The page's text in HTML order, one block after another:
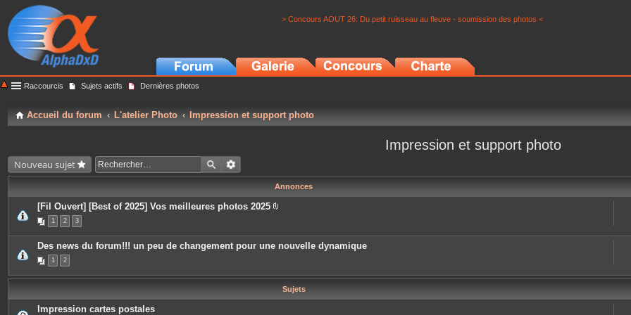
> Concours AOUT 26: Du petit ruisseau au fleuve - soumission des photos <
Raccourcis Sujets actifs Dernières photos
Accueil du forum L'atelier Photo Impression et support photo
Impression et support photo
Nouveau sujet
Annonces
[Fil Ouvert] [Best of 2025] Vos meilleures photos 2025
c
e
i
t
1 2 3
Des news du forum!!! un peu de changement pour une nouvelle dynamique
1 2
Sujets
Impression cartes postales